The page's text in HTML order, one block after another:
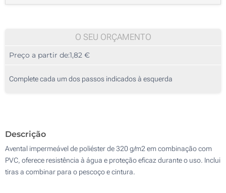
70
175
Outra :
O SEU ORÇAMENTO
Preço a partir de:1,82 €
Complete cada um dos passos indicados à esquerda
Descrição
Avental impermeável de poliéster de 320 g/m2 em combinação com
PVC, oferece resistência à água e proteção eficaz durante o uso. Inclui
tiras a combinar para o pescoço e cintura.